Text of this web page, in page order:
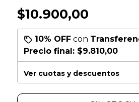
$10.900,00
10% OFFcon
Precio final: $9.810,00
Ver cuotas y descuentos